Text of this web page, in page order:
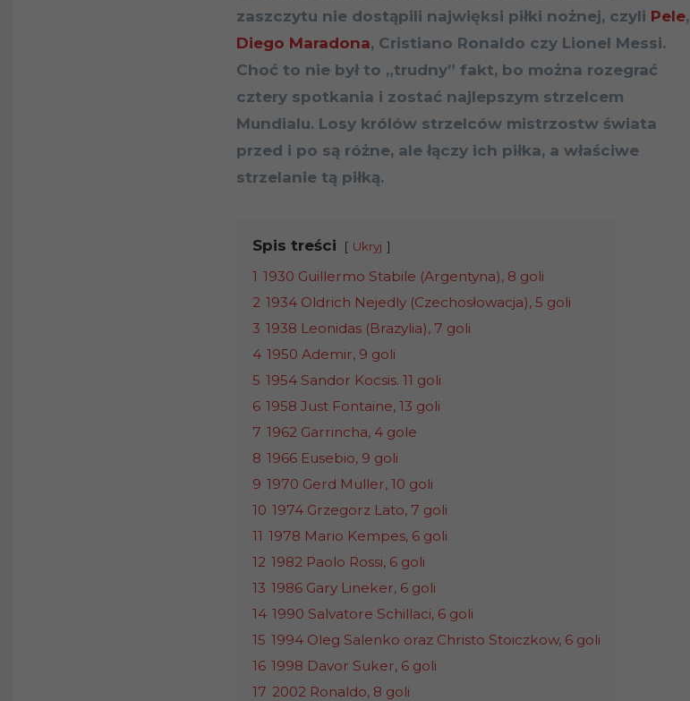
zaszczytu nie dostąpili najwięksi piłki nożnej, czyli Pele,
Diego Maradona, Cristiano Ronaldo czy Lionel Messi.
Choć to nie był to „trudny” fakt, bo można rozegrać
cztery spotkania i zostać najlepszym strzelcem
Mundialu. Losy królów strzelców mistrzostw świata
przed i po są różne, ale łączy ich piłka, a właściwe
strzelanie tą piłką.
Spis treści Ukryj
1 1930 Guillermo Stabile (Argentyna), 8 goli
2 1934 Oldrich Nejedly (Czechosłowacja), 5 goli
3 1938 Leonidas (Brazylia), 7 goli
4 1950 Ademir, 9 goli
5 1954 Sandor Kocsis. 11 goli
6 1958 Just Fontaine, 13 goli
7 1962 Garrincha, 4 gole
8 1966 Eusebio, 9 goli
9 1970 Gerd Muller, 10 goli
10 1974 Grzegorz Lato, 7 goli
11 1978 Mario Kempes, 6 goli
12 1982 Paolo Rossi, 6 goli
13 1986 Gary Lineker, 6 goli
14 1990 Salvatore Schillaci, 6 goli
15 1994 Oleg Salenko oraz Christo Stoiczkow, 6 goli
16 1998 Davor Suker, 6 goli
17 2002 Ronaldo, 8 goli